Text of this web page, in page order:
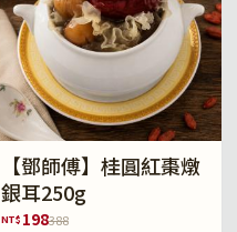
【鄧師傅】桂圓紅棗燉
銀耳250g
NT$ 198388